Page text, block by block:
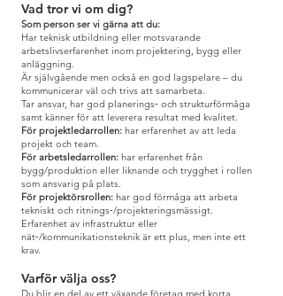
Vad tror vi om dig?
Som person ser vi gärna att du:
Har teknisk utbildning eller motsvarande
arbetslivserfarenhet inom projektering, bygg eller
anläggning.
Är självgående men också en god lagspelare – du
kommunicerar väl och trivs att samarbeta.
Tar ansvar, har god planerings‑ och strukturförmåga
samt känner för att leverera resultat med kvalitet.
För projektledarrollen: har erfarenhet av att leda
projekt och team.
För arbetsledarrollen: har erfarenhet från
bygg/produktion eller liknande och trygghet i rollen
som ansvarig på plats.
För projektörsrollen: har god förmåga att arbeta
tekniskt och ritnings‑/projekteringsmässigt.
Erfarenhet av infrastruktur eller
nät‑/kommunikationsteknik är ett plus, men inte ett
krav.
Varför välja oss?
Du blir en del av ett växande företag med korta